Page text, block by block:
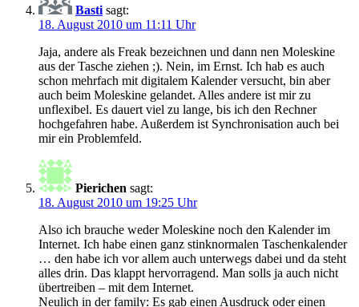
Basti sagt:
18. August 2010 um 11:11 Uhr
Jaja, andere als Freak bezeichnen und dann nen Moleskine
aus der Tasche ziehen ;). Nein, im Ernst. Ich hab es auch
schon mehrfach mit digitalem Kalender versucht, bin aber
auch beim Moleskine gelandet. Alles andere ist mir zu
unflexibel. Es dauert viel zu lange, bis ich den Rechner
hochgefahren habe. Außerdem ist Synchronisation auch bei
mir ein Problemfeld.
Pierichen sagt:
18. August 2010 um 19:25 Uhr
Also ich brauche weder Moleskine noch den Kalender im
Internet. Ich habe einen ganz stinknormalen Taschenkalender
… den habe ich vor allem auch unterwegs dabei und da steht
alles drin. Das klappt hervorragend. Man solls ja auch nicht
übertreiben – mit dem Internet.
Neulich in der family: Es gab einen Ausdruck oder einen